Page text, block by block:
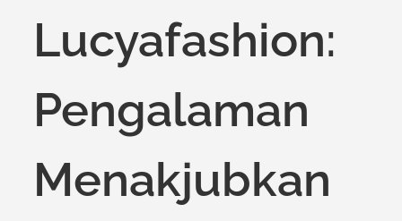
Lucyafashion:
Pengalaman
Menakjubkan